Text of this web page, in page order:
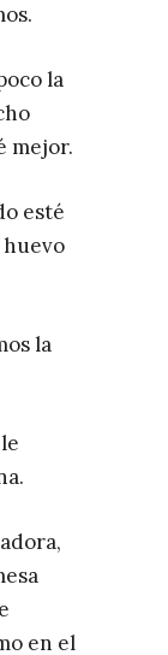
la
mejor.
esté
la
en el